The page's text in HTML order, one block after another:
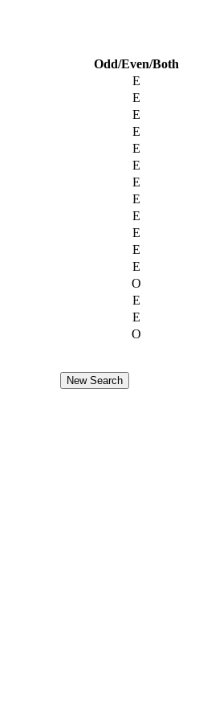
Odd/Even/Both
E
E
E
E
E
E
E
E
E
E
E
E
O
E
E
O